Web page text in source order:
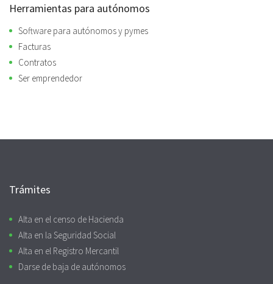
Herramientas para autónomos
Software para autónomos y pymes
Facturas
Contratos
Ser emprendedor
Trámites
Alta en el censo de Hacienda
Alta en la Seguridad Social
Alta en el Registro Mercantil
Darse de baja de autónomos